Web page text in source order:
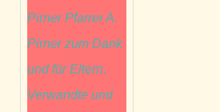
Pirner Pfarrer A.
Pirner zum Dank
und für Eltern,
Verwandte und